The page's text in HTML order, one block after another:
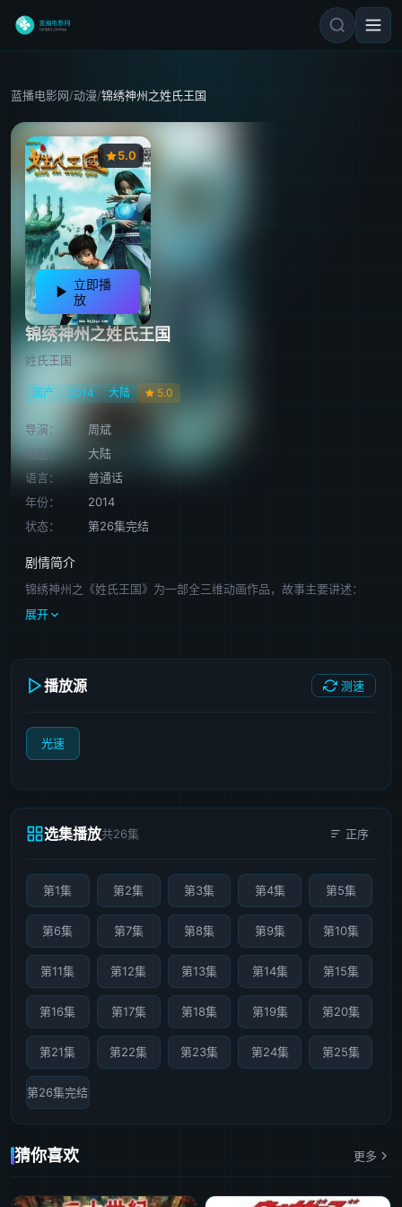
蓝播电影网/动漫/锦绣神州之姓氏王国
5.0
立即播
放
锦绣神州之姓氏王国
姓氏王国
国产 2014 大陆 5.0
导演：
周斌
地区：
大陆
语言：
普通话
年份：
2014
状态：
第26集完结
剧情简介
锦绣神州之《姓氏王国》为一部全三维动画作品，故事主要讲述：
展开
播放源 测速
光速
选集播放共26集 正序
第1集 第2集 第3集 第4集 第5集
第6集 第7集 第8集 第9集 第10集
第11集 第12集 第13集 第14集 第15集
第16集 第17集 第18集 第19集 第20集
第21集 第22集 第23集 第24集 第25集
第26集完结
猜你喜欢 更多